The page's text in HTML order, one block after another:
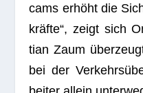
cams erhöht die
kräfte“, zeigt sich
tian Zaum
bei der